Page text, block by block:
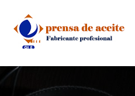
content